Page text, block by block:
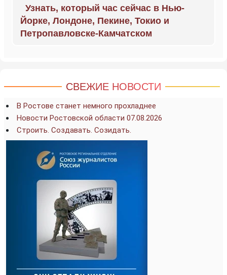
Узнать, который час сейчас в Нью-
Йорке, Лондоне, Пекине, Токио и
Петропавловске-Камчатском
СВЕЖИЕ НОВОСТИ
В Ростове станет немного прохладнее
Новости Ростовской области 07.08.2026
Строить. Создавать. Созидать.